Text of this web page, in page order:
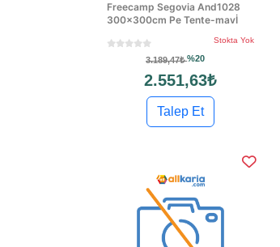
Freecamp Segovia And1028
300x300cm Pe Tente-mavİ
Stokta Yok
3.189,47₺%20
2.551,63₺
Talep Et